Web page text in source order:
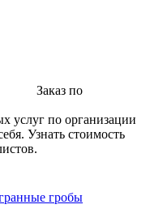
Заказ по
услуг по организации
Узнать стоимость
гробы